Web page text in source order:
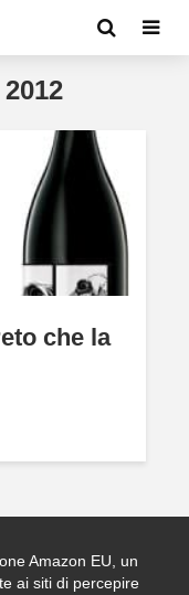
che la
Amazon EU, un
ai siti di percepire